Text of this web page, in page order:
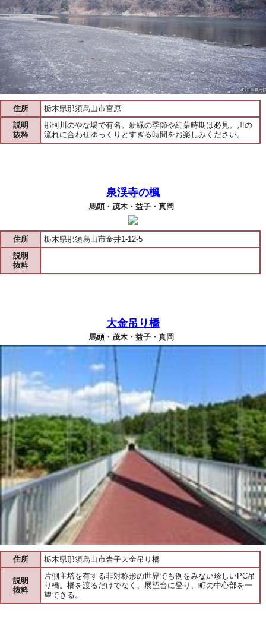
住所
栃木県那須烏山市宮原
説明
抜粋
那珂川のやな場で有名。新緑の季節や紅葉時期は必見。川の
流れに合わせゆっくりとすぎる時間をお楽しみください。
泉渓寺の楓
馬頭・茂木・益子・真岡
住所
栃木県那須烏山市金井1-12-5
説明
抜粋
大金吊り橋
馬頭・茂木・益子・真岡
住所 栃木県那須烏山市岩子大金吊り橋
説明
抜粋
片側主塔を有する非対称形の世界でも例をみない珍しいPC吊
り橋。橋を渡るだけでなく、展望台に登り、町の中心部を一
望できる。